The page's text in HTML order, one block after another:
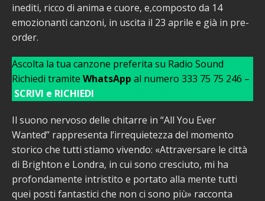
inediti, ricco di anima e cuore, e,composto da 14
emozionanti canzoni, in uscita il 23 aprile e già in pre-
order.
Ascolta la tua canzone preferita su Radio Sound
Richiedi tramite WhatsApp al numero 333 75 75 246 –
SCRIVI e RICHIEDI
Il suono nervoso delle chitarre in “All You Ever
Wanted” rappresenta l’irrequietezza del momento
storico che tutti stiamo vivendo: «Attraversare le città
di Brighton e Londra, in cui sono cresciuto, mi ha
profondamente intristito e portato alla mente tutti
quei posti fantastici che non ci sono più» racconta